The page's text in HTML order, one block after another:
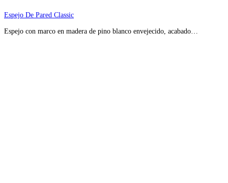
Espejo De Pared Classic
Espejo con marco en madera de pino blanco envejecido, acabado…